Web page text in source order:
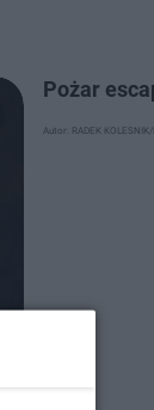
Pożar
Autor: RADEK